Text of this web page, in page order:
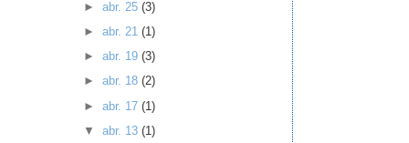
► abr. 25 (3)
► abr. 21 (1)
► abr. 19 (3)
► abr. 18 (2)
► abr. 17 (1)
▼ abr. 13 (1)